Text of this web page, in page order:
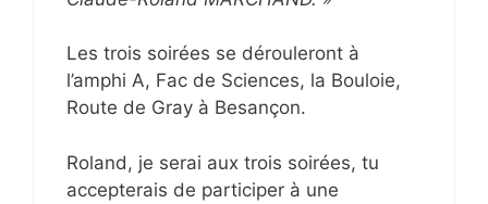
Les trois soirées se dérouleront à
l’amphi A, Fac de Sciences, la Bouloie,
Route de Gray à Besançon.
Roland, je serai aux trois soirées, tu
accepterais de participer à une